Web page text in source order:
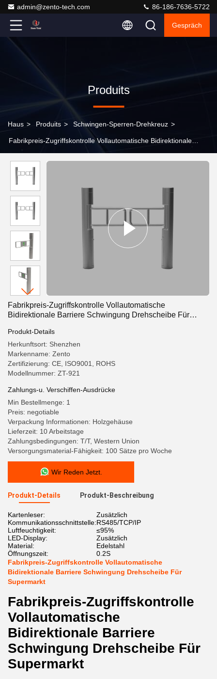
admin@zento-tech.com 86-186-7636-5722
Gespräch
Produits
Haus > Produits > Schwingen-Sperren-Drehkreuz >
Fabrikpreis-Zugriffskontrolle Vollautomatische Bidirektionale
Fabrikpreis-Zugriffskontrolle Vollautomatische
Bidirektionale Barriere Schwingung Drehscheibe Für
Produkt-Details
Herkunftsort: Shenzhen
Markenname: Zento
Zertifizierung: CE, ISO9001, ROHS
Modellnummer: ZT-921
Zahlungs-u. Verschiffen-Ausdrücke
Min Bestellmenge: 1
Preis: negotiable
Verpackung Informationen: Holzgehäuse
Lieferzeit: 10 Arbeitstage
Zahlungsbedingungen: T/T, Western Union
Versorgungsmaterial-Fähigkeit: 100 Sätze pro Woche
Wir Reden Jetzt.
Produkt-Details Produkt-Beschreibung
Kartenleser:
Zusätzlich
Kommunikationsschnittstelle:RS485/TCP/IP
Luftfeuchtigkeit:
≤95%
LED-Display:
Zusätzlich
Material:
Edelstahl
Öffnungszeit:
0.2S
Fabrikpreis-Zugriffskontrolle Vollautomatische
Bidirektionale Barriere Schwingung Drehscheibe Für
Supermarkt
Fabrikpreis-Zugriffskontrolle
Vollautomatische
Bidirektionale Barriere
Schwingung Drehscheibe Für
Supermarkt